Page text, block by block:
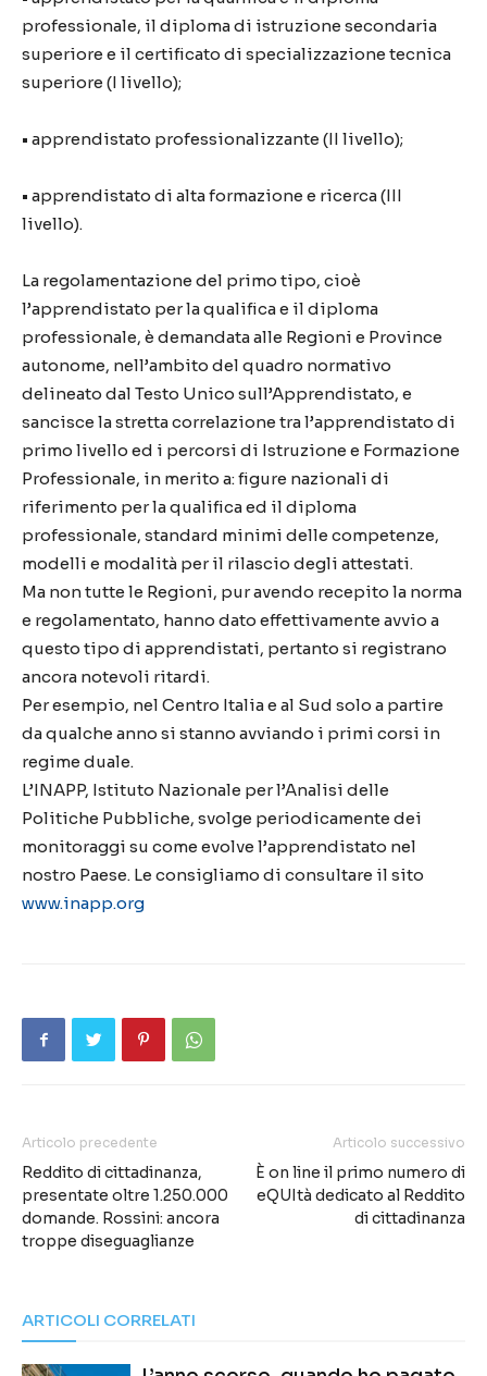
professionale, il diploma di istruzione secondaria
superiore e il certificato di specializzazione tecnica
superiore (I livello);
• apprendistato professionalizzante (II livello);
• apprendistato di alta formazione e ricerca (III
livello).
La regolamentazione del primo tipo, cioè
l’apprendistato per la qualifica e il diploma
professionale, è demandata alle Regioni e Province
autonome, nell’ambito del quadro normativo
delineato dal Testo Unico sull’Apprendistato, e
sancisce la stretta correlazione tra l’apprendistato di
primo livello ed i percorsi di Istruzione e Formazione
Professionale, in merito a: figure nazionali di
riferimento per la qualifica ed il diploma
professionale, standard minimi delle competenze,
modelli e modalità per il rilascio degli attestati.
Ma non tutte le Regioni, pur avendo recepito la norma
e regolamentato, hanno dato effettivamente avvio a
questo tipo di apprendistati, pertanto si registrano
ancora notevoli ritardi.
Per esempio, nel Centro Italia e al Sud solo a partire
da qualche anno si stanno avviando i primi corsi in
regime duale.
L’INAPP, Istituto Nazionale per l’Analisi delle
Politiche Pubbliche, svolge periodicamente dei
monitoraggi su come evolve l’apprendistato nel
nostro Paese. Le consigliamo di consultare il sito
www.inapp.org
Articolo precedente
Reddito di cittadinanza,
presentate oltre 1.250.000
domande. Rossini: ancora
troppe diseguaglianze
Articolo successivo
È on line il primo numero di
eQUItà dedicato al Reddito
di cittadinanza
ARTICOLI CORRELATI